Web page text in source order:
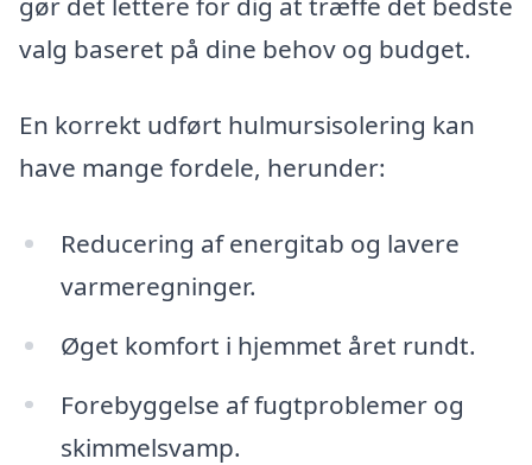
valg baseret på dine behov og budget.
En korrekt udført hulmursisolering kan
have mange fordele, herunder:
Reducering af energitab og lavere
varmeregninger.
Øget komfort i hjemmet året rundt.
Forebyggelse af fugtproblemer og
skimmelsvamp.